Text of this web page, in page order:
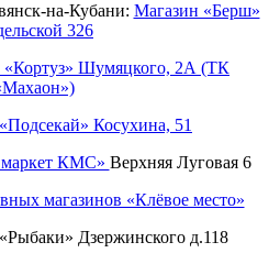
на-Кубани: Магазин «Берш»
326
«Кортуз» Шумяцкого, 2А (ТК
Косухина, 51
КМС» Верхняя Луговая 6
магазинов «Клёвое место»
Дзержинского д.118